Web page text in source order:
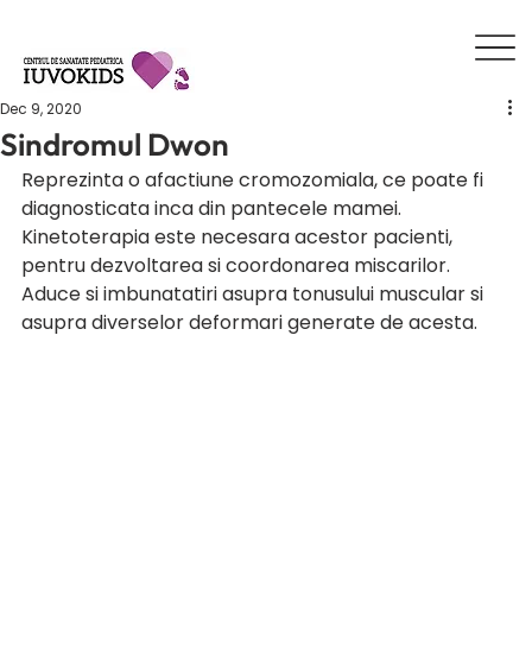
Sindromul Dwon
Dec 9, 2020
Reprezinta o afactiune cromozomiala, ce poate fi
diagnosticata inca din pantecele mamei.
Kinetoterapia este necesara acestor pacienti,
pentru dezvoltarea si coordonarea miscarilor.
Aduce si imbunatatiri asupra tonusului muscular si
asupra diverselor deformari generate de acesta.